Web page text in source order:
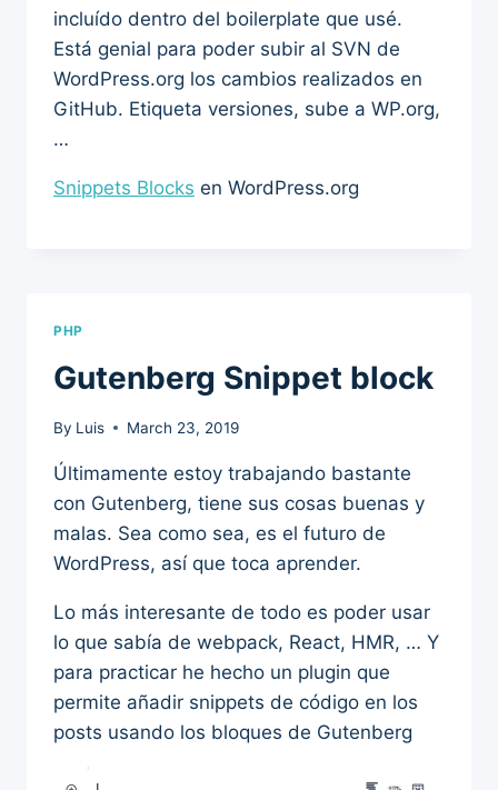
incluído dentro del boilerplate que usé.
Está genial para poder subir al SVN de
WordPress.org los cambios realizados en
GitHub. Etiqueta versiones, sube a WP.org,
…
Snippets Blocks en WordPress.org
PHP
Gutenberg Snippet block
By Luis March 23, 2019
Últimamente estoy trabajando bastante
con Gutenberg, tiene sus cosas buenas y
malas. Sea como sea, es el futuro de
WordPress, así que toca aprender.
Lo más interesante de todo es poder usar
lo que sabía de webpack, React, HMR, … Y
para practicar he hecho un plugin que
permite añadir snippets de código en los
posts usando los bloques de Gutenberg